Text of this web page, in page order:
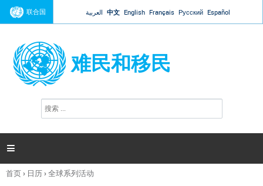
Jump to navigation
联合国 العربية 中文 English Français Русский Español
难民和移民
搜
索

你
首页› 日历›全球系列活动